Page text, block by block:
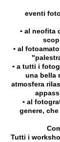
eventi
▪️ al neofita
▪️ al
▪️ a tutti i
una bella
atmosfera
▪️ al
genere,
Tutti i